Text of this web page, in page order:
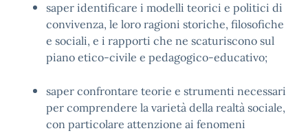
saper identificare i modelli teorici e politici di
convivenza, le loro ragioni storiche, filosofiche
e sociali, e i rapporti che ne scaturiscono sul
piano etico-civile e pedagogico-educativo;
saper confrontare teorie e strumenti necessari
per comprendere la varietà della realtà sociale,
con particolare attenzione ai fenomeni